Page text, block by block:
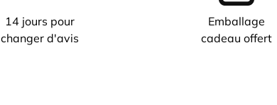
14 jours pour
changer d'avis
Emballage
cadeau offert